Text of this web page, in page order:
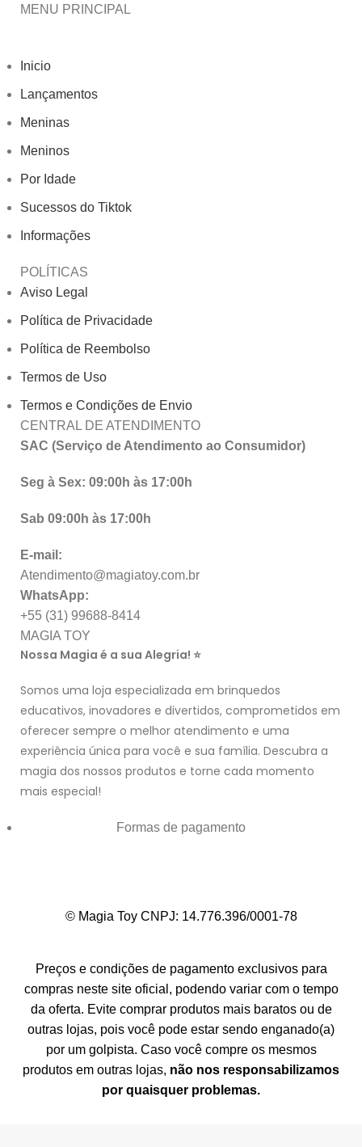
MENU PRINCIPAL
Inicio
Lançamentos
Meninas
Meninos
Por Idade
Sucessos do Tiktok
Informações
POLÍTICAS
Aviso Legal
Política de Privacidade
Política de Reembolso
Termos de Uso
Termos e Condições de Envio
CENTRAL DE ATENDIMENTO
SAC (Serviço de Atendimento ao Consumidor)
Seg à Sex: 09:00h às 17:00h
Sab 09:00h às 17:00h
E-mail:
Atendimento@magiatoy.com.br
WhatsApp:
+55 (31) 99688-8414
MAGIA TOY
Nossa Magia é a sua Alegria! ⭐
Somos uma loja especializada em brinquedos
educativos, inovadores e divertidos, comprometidos em
oferecer sempre o melhor atendimento e uma
experiência única para você e sua família. Descubra a
magia dos nossos produtos e torne cada momento
mais especial!
Formas de pagamento
© Magia Toy CNPJ: 14.776.396/0001-78
Preços e condições de pagamento exclusivos para
compras neste site oficial, podendo variar com o tempo
da oferta. Evite comprar produtos mais baratos ou de
outras lojas, pois você pode estar sendo enganado(a)
por um golpista. Caso você compre os mesmos
produtos em outras lojas, não nos responsabilizamos
por quaisquer problemas.